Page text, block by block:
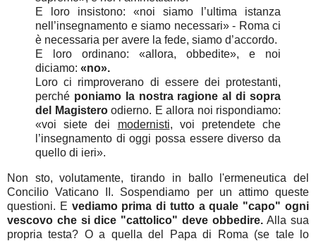
E loro insistono: «noi siamo l’ultima istanza
nell’insegnamento e siamo necessari» - Roma ci
è necessaria per avere la fede, siamo d’accordo.
E loro ordinano: «allora, obbedite», e noi
diciamo: «no».
Loro ci rimproverano di essere dei protestanti,
perché poniamo la nostra ragione al di sopra
del Magisteroodierno. E allora noi rispondiamo:
«voi siete dei modernisti, voi pretendete che
l’insegnamento di oggi possa essere diverso da
quello di ieri».
Non sto, volutamente, tirando in ballo l'ermeneutica del
Concilio Vaticano II. Sospendiamo per un attimo queste
questioni. E vediamo prima di tutto a quale "capo" ogni
vescovo che si dice "cattolico" deve obbedire.Alla sua
propria testa? O a quella del Papa di Roma (se tale lo